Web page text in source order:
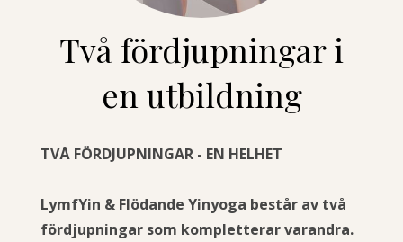
Två fördjupningar i
en utbildning
TVÅ FÖRDJUPNINGAR - EN HELHET
LymfYin & Flödande Yinyoga består av två
fördjupningar som kompletterar varandra.